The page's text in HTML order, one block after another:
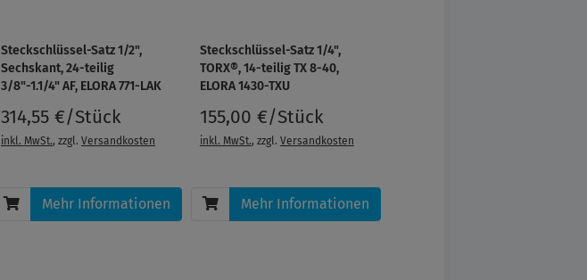
Steckschlüssel-Satz 1/2",
Sechskant, 24-teilig
3/8"-1.1/4" AF, ELORA 771-LAK
314,55 €/Stück
inkl. MwSt., zzgl. Versandkosten
Mehr Informationen
Steckschlüssel-Satz 1/4",
TORX®, 14-teilig TX 8-40,
ELORA 1430-TXU
155,00 €/Stück
inkl. MwSt., zzgl. Versandkosten
Mehr Informationen